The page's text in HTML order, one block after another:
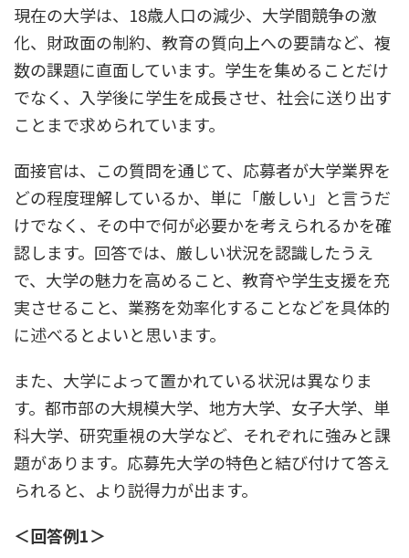
現在の大学は、18歳人口の減少、大学間競争の激
化、財政面の制約、教育の質向上への要請など、複
数の課題に直面しています。学生を集めることだけ
でなく、入学後に学生を成長させ、社会に送り出す
ことまで求められています。
面接官は、この質問を通じて、応募者が大学業界を
どの程度理解しているか、単に「厳しい」と言うだ
けでなく、その中で何が必要かを考えられるかを確
認します。回答では、厳しい状況を認識したうえ
で、大学の魅力を高めること、教育や学生支援を充
実させること、業務を効率化することなどを具体的
に述べるとよいと思います。
また、大学によって置かれている状況は異なりま
す。都市部の大規模大学、地方大学、女子大学、単
科大学、研究重視の大学など、それぞれに強みと課
題があります。応募先大学の特色と結び付けて答え
られると、より説得力が出ます。
＜回答例1＞